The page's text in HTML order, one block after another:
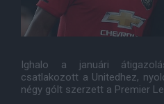
Ighalo a januári
csatlakozott a Unitedhez,
négy gólt szerzett a Premier